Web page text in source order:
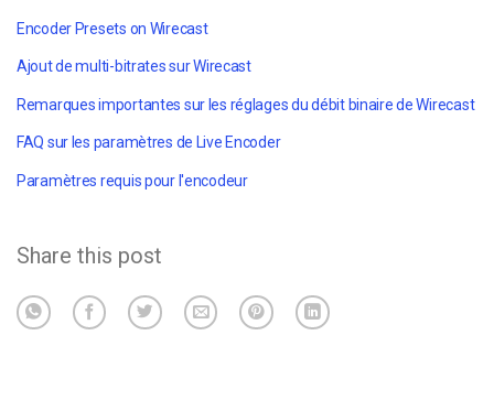
Encoder Presets on Wirecast
Ajout de multi-bitrates sur Wirecast
Remarques importantes sur les réglages du débit binaire de Wirecast
FAQ sur les paramètres de Live Encoder
Paramètres requis pour l'encodeur
Share this post